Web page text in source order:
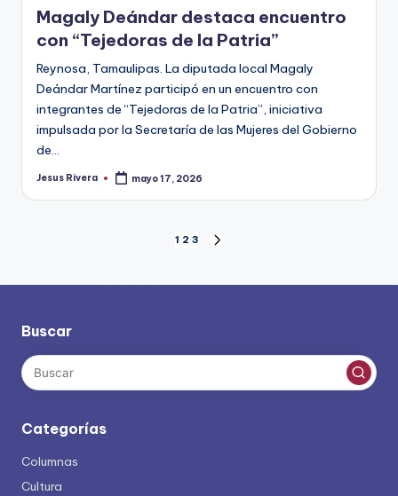
Magaly Deándar destaca encuentro
con “Tejedoras de la Patria”
Reynosa, Tamaulipas. La diputada local Magaly
Deándar Martínez participó en un encuentro con
integrantes de “Tejedoras de la Patria”, iniciativa
impulsada por la Secretaría de las Mujeres del Gobierno
de…
Publicado
Jesus Rivera mayo 17, 2026
de
1 2 3
Buscar
Categorías
Columnas
Cultura